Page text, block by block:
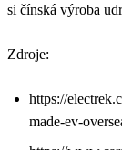
si čínská výroba
Zdroje:
https://
made-ev-